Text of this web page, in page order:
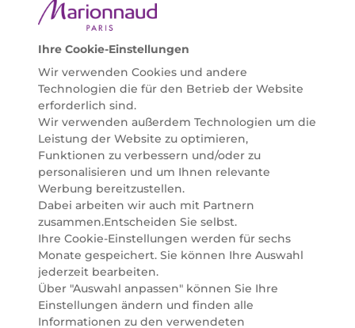
Bedürfnissen individuell mit der perfekten Lösung
helfen zu können. Entdecken Sie auch unsere
Online Beauty Beratungen und bestellen Sie ganz
einfach alles für Ihre Beauty Routine direkt nach
Hause oder in Ihre Wunsch-Parfümerie liefern.
BERATUNG & EXPERTISE
Marionnaud wurde im Jahr 1984 in Paris gegründet
und ist seit 2001 in Österreich vertreten. Mit rund 80
Parfümerien und unserem Online Shop sind wir
Marktführer im selektiven Beautyhandel in
Österreich. Seit 2023 liefern wir auch nach
Deutschland. Durch abwechselnde Aktionen und
attraktive Angebote zu allen Anlässen finden Sie bei
Marionnaud alles, was Beauty Herzen höherschlagen
lässt. Wir glauben fest daran, dass Freude auf viele
Arten geschaffen werden kann. Vom beruhigenden
und pflegenden Gefühl Ihrer Lieblingsaugencreme
bis zur positiven Verpflichtung zu nachhaltigen
Rohstoffen. Darum suchen wir jeden Tag nach
Ihre Cookie-Einstellungen
Wir verwenden Cookies und andere
Technologien die für den Betrieb der Website
erforderlich sind.
Wir verwenden außerdem Technologien um die
Leistung der Website zu optimieren,
Funktionen zu verbessern und/oder zu
personalisieren und um Ihnen relevante
Werbung bereitzustellen.
Dabei arbeiten wir auch mit Partnern
zusammen.Entscheiden Sie selbst.
Ihre Cookie-Einstellungen werden für sechs
Monate gespeichert. Sie können Ihre Auswahl
jederzeit bearbeiten.
Über "Auswahl anpassen" können Sie Ihre
Einstellungen ändern und finden alle
Informationen zu den verwendeten